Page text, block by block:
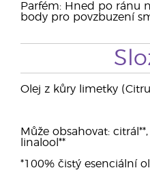
Parfém: Hned po ránu
body pro povzbuzení
Olej z kůry limetky
Může obsahovat:
linalool**
*100% čistý esenciální